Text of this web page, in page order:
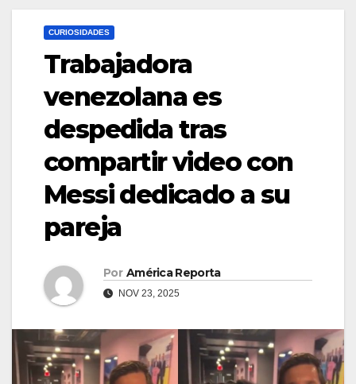
CURIOSIDADES
Trabajadora
venezolana es
despedida tras
compartir video con
Messi dedicado a su
pareja
Por América Reporta
NOV 23, 2025